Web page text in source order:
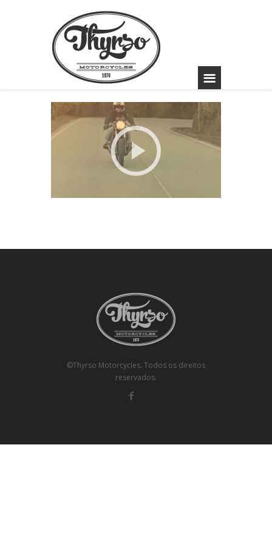
BMW Cafe Racer
#04
©Thyrso Motorcycles. Todos os direitos
reservados.